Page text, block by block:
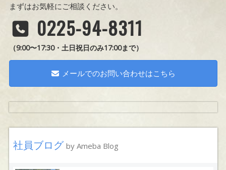
まずはお気軽にご相談ください。
0225-94-8311
（9:00〜17:30・土日祝日のみ17:00まで）
メールでのお問い合わせはこちら
社員ブログ by Ameba Blog